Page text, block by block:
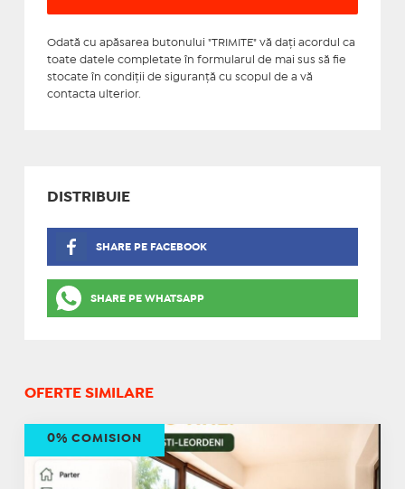
Odată cu apăsarea butonului "TRIMITE" vă daţi acordul ca
toate datele completate în formularul de mai sus să fie
stocate în condiţii de siguranţă cu scopul de a vă
contacta ulterior.
DISTRIBUIE
SHARE PE FACEBOOK
SHARE PE WHATSAPP
OFERTE SIMILARE
0% COMISION